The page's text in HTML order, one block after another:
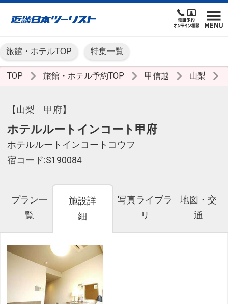
旅館・ホテルTOP 特集一覧
TOP 旅館・ホテル予約TOP 甲信越 山梨
【山梨 甲府】
ホテルルートインコート甲府
ホテルルートインコートコウフ
宿コード:S190084
プラン一
覧
施設詳
細
写真ライブラ
リ
地図・交
通